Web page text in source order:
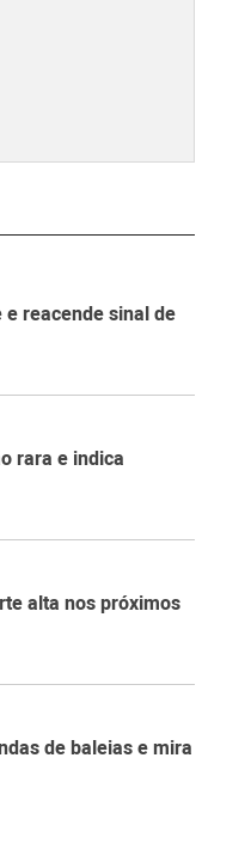
reacende sinal de
rara e indica
alta nos próximos
de baleias e mira